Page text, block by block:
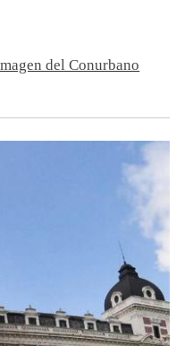
del Conurbano